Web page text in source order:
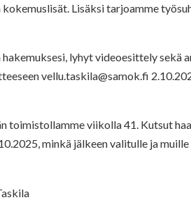
Lisäksi tarjoamme
hakemuksesi, lyhyt videoesittely
vellu.taskila@samok.fi
toimistollamme viikolla 41. Kutsut
minkä jälkeen valitulle ja